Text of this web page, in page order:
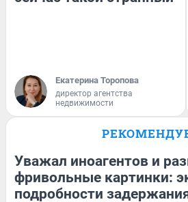
Екатерина Торопова
директор агентства
недвижимости
Уважал иноагентов и
фривольные картинки:
подробности